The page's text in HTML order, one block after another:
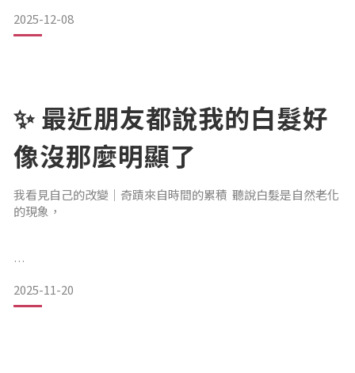
著時間下降，之後便只能靠體內自行生成。但現代毛孩的生活
環境與飲食型態，早已讓天然生成量不敷使用—壓力大、飲食
2025-12-08
✨ 最近朋友都說我的白髮好
像沒那麼明顯了
我看見自己的改變｜奇蹟來自時間的累積 聽說白髮是自然老化
的現象，
2025-11-20